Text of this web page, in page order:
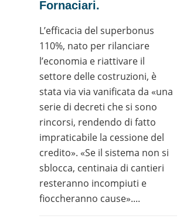
Fornaciari.
L’efficacia del superbonus
110%, nato per rilanciare
l’economia e riattivare il
settore delle costruzioni, è
stata via via vanificata da «una
serie di decreti che si sono
rincorsi, rendendo di fatto
impraticabile la cessione del
credito». «Se il sistema non si
sblocca, centinaia di cantieri
resteranno incompiuti e
fioccheranno cause»....